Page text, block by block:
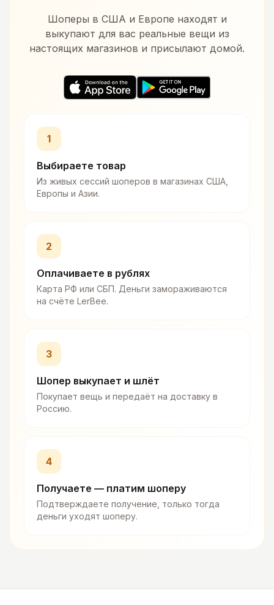
Шоперы в США и Европе находят и
выкупают для вас реальные вещи из
настоящих магазинов и присылают домой.
1
Выбираете товар
Из живых сессий шоперов в магазинах США,
Европы и Азии.
2
Оплачиваете в рублях
Карта РФ или СБП. Деньги замораживаются
на счёте LerBee.
3
Шопер выкупает и шлёт
Покупает вещь и передаёт на доставку в
Россию.
4
Получаете — платим шоперу
Подтверждаете получение, только тогда
деньги уходят шоперу.